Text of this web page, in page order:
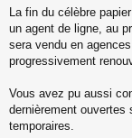
e
s
s
g
n
o
n
La fin du célèbre
un agent de ligne, au
sera vendu en
progressivement
Vous avez pu aussi
dernièrement ouvertes
temporaires.